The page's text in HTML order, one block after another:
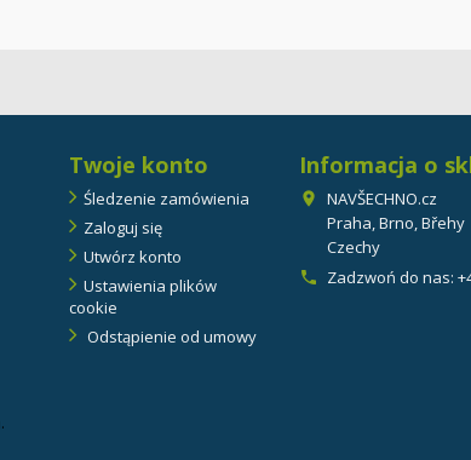
Twoje konto
Śledzenie zamówienia
Zaloguj się
Utwórz konto
Ustawienia plików
cookie
Odstąpienie od umowy
Informacja o

NAVŠECHNO.cz
Praha, Brno, Břehy
Czechy
 Zadzwoń do nas: